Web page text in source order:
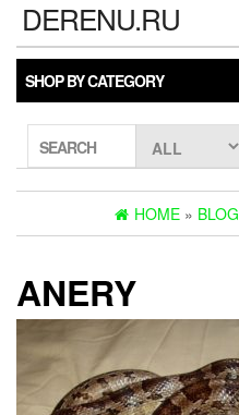
DERENU.RU
SHOP BY CATEGORY
SEARCH
HOME » BLOG
ANERY